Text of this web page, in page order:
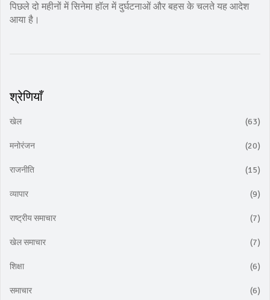
पिछले दो महीनों में सिनेमा हॉल में दुर्घटनाओं और बहस के चलते यह आदेश
आया है।
श्रेणियाँ
खेल (63)
मनोरंजन (20)
राजनीति (15)
व्यापार (9)
राष्ट्रीय समाचार (7)
खेल समाचार (7)
शिक्षा (6)
समाचार (6)